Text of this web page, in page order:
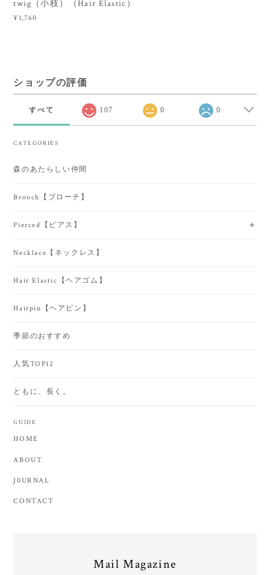
twig（小枝）（Hair Elastic）
¥1,760
ショップの評価
すべて 107 0 0
CATEGORIES
森のあたらしい仲間
Brooch【ブローチ】
Pierced【ピアス】
Necklace【ネックレス】
Hair Elastic【ヘアゴム】
Hairpin【ヘアピン】
季節のおすすめ
人気TOP12
ともに、長く。
GUIDE
HOME
ABOUT
J0URNAL
CONTACT
Mail Magazine